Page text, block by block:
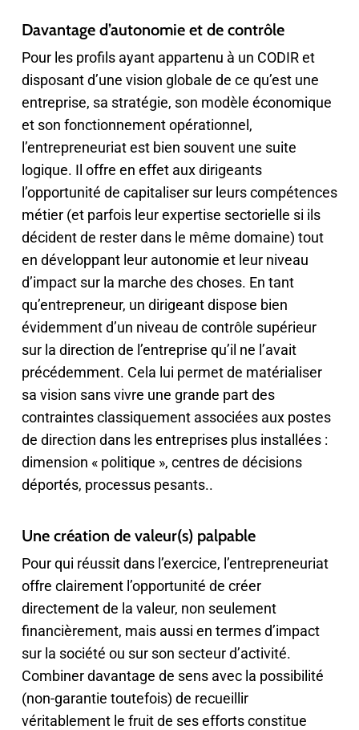
Davantage d’autonomie et de contrôle
Pour les profils ayant appartenu à un CODIR et
disposant d’une vision globale de ce qu’est une
entreprise, sa stratégie, son modèle économique
et son fonctionnement opérationnel,
l’entrepreneuriat est bien souvent une suite
logique. Il offre en effet aux dirigeants
l’opportunité de capitaliser sur leurs compétences
métier (et parfois leur expertise sectorielle si ils
décident de rester dans le même domaine) tout
en développant leur autonomie et leur niveau
d’impact sur la marche des choses. En tant
qu’entrepreneur, un dirigeant dispose bien
évidemment d’un niveau de contrôle supérieur
sur la direction de l’entreprise qu’il ne l’avait
précédemment. Cela lui permet de matérialiser
sa vision sans vivre une grande part des
contraintes classiquement associées aux postes
de direction dans les entreprises plus installées :
dimension « politique », centres de décisions
déportés, processus pesants..
Une création de valeur(s) palpable
Pour qui réussit dans l’exercice, l’entrepreneuriat
offre clairement l’opportunité de créer
directement de la valeur, non seulement
financièrement, mais aussi en termes d’impact
sur la société ou sur son secteur d’activité.
Combiner davantage de sens avec la possibilité
(non-garantie toutefois) de recueillir
véritablement le fruit de ses efforts constitue